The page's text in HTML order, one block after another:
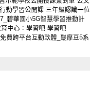
動學習公開課 三年級認識一位
碧華國小5G智慧學習推動計
中心：學習吧 學習吧
費跨平台互動軟體_醍摩豆5系